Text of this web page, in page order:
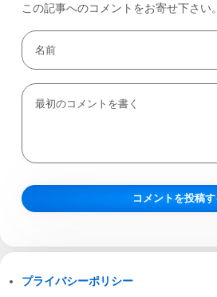
この記事へのコメントをお寄せ下さい。
プライバシーポリシー